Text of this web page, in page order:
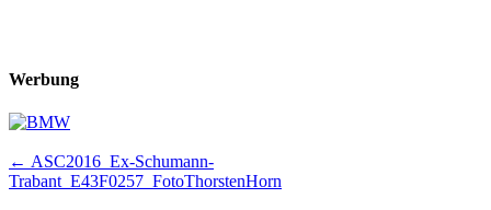
Werbung
Post
navigation
← ASC2016_Ex-Schumann-
Trabant_E43F0257_FotoThorstenHorn